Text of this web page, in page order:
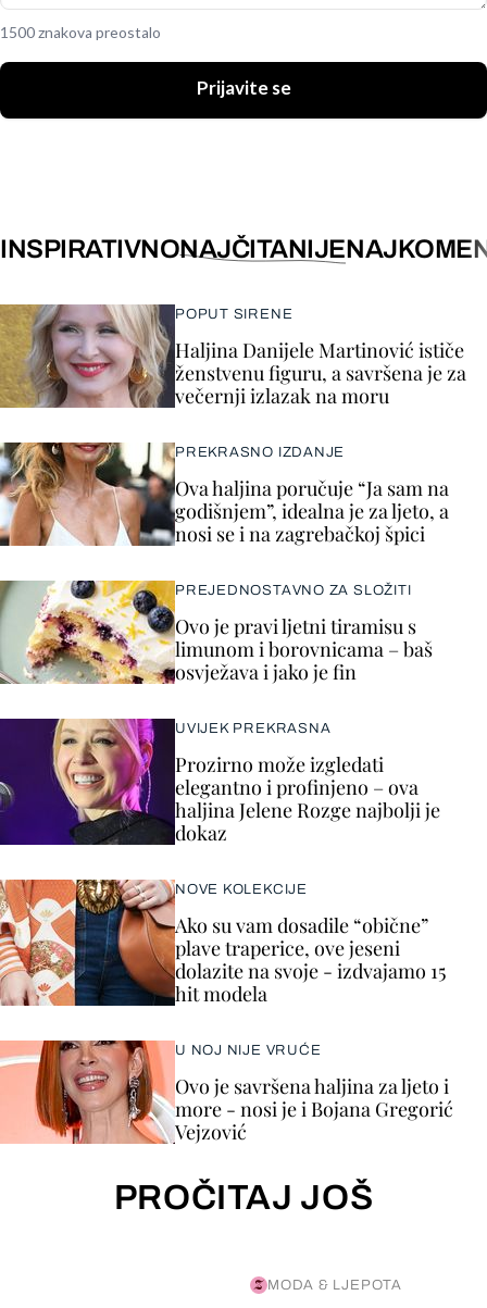
1500 znakova preostalo
Prijavite se
INSPIRATIVNONAJČITANIJE
POPUT SIRENE
Haljina Danijele Martinović ističe
ženstvenu figuru, a savršena je za
večernji izlazak na moru
PREKRASNO IZDANJE
Ova haljina poručuje “Ja sam na
godišnjem”, idealna je za ljeto, a
nosi se i na zagrebačkoj špici
PREJEDNOSTAVNO ZA SLOŽITI
Ovo je pravi ljetni tiramisu s
limunom i borovnicama – baš
osvježava i jako je fin
UVIJEK PREKRASNA
Prozirno može izgledati
elegantno i profinjeno – ova
haljina Jelene Rozge najbolji je
dokaz
NOVE KOLEKCIJE
Ako su vam dosadile “obične”
plave traperice, ove jeseni
dolazite na svoje - izdvajamo 15
hit modela
U NOJ NIJE VRUĆE
Ovo je savršena haljina za ljeto i
more - nosi je i Bojana Gregorić
Vejzović
PROČITAJ JOŠ
MODA & LJEPOTA